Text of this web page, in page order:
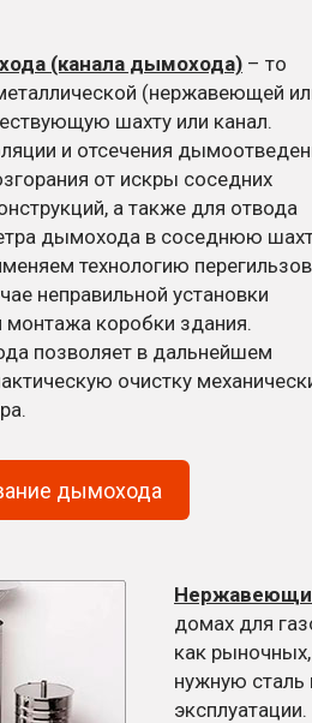
(канала дымохода) – то
(нержавеющей
шахту или канал.
и отсечения
от искры соседних
а также для отвода
дымохода в соседнюю
технологию
неправильной установки
коробки здания.
позволяет в дальнейшем
очистку
дымохода
домах для
как
нужную сталь
эксплуатации.